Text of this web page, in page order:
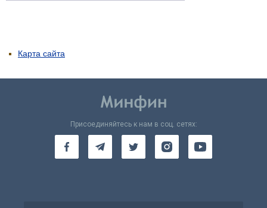
Карта сайта
Присоединяйтесь к нам в соц. сетях: